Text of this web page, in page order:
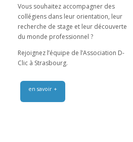
Vous souhaitez accompagner des
collégiens dans leur orientation, leur
recherche de stage et leur découverte
du monde professionnel ?
Rejoignez l’équipe de l’Association D-
Clic à Strasbourg.
en savoir +